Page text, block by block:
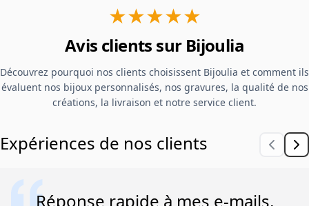
★★★★★
Avis clients sur Bijoulia
Découvrez pourquoi nos clients choisissent Bijoulia et comment ils
évaluent nos bijoux personnalisés, nos gravures, la qualité de nos
créations, la livraison et notre service client.
Expériences de nos clients
Réponse rapide à mes e-mails,